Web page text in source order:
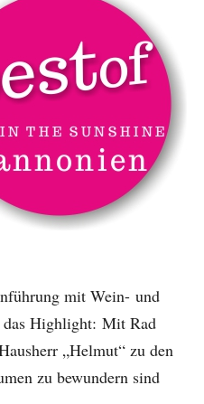
mit Wein- und
das Highlight: Mit Rad
„Helmut“ zu den
zu bewundern sind